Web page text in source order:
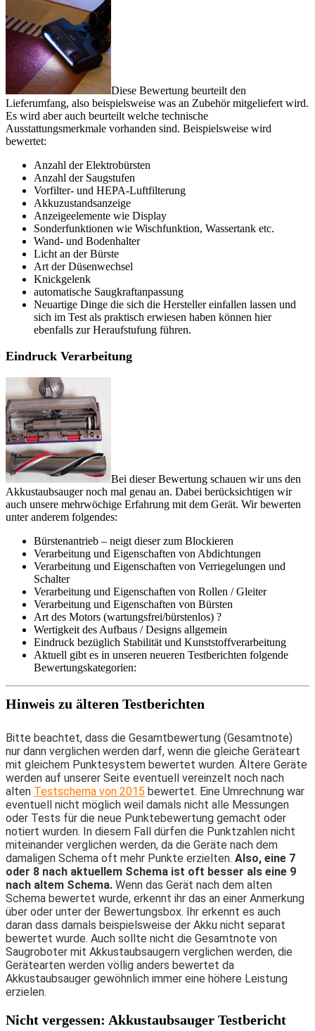
Diese Bewertung beurteilt den
Lieferumfang, also beispielsweise was an Zubehör mitgeliefert wird.
Es wird aber auch beurteilt welche technische
Ausstattungsmerkmale vorhanden sind. Beispielsweise wird
bewertet:
Anzahl der Elektrobürsten
Anzahl der Saugstufen
Vorfilter- und HEPA-Luftfilterung
Akkuzustandsanzeige
Anzeigeelemente wie Display
Sonderfunktionen wie Wischfunktion, Wassertank etc.
Wand- und Bodenhalter
Licht an der Bürste
Art der Düsenwechsel
Knickgelenk
automatische Saugkraftanpassung
Neuartige Dinge die sich die Hersteller einfallen lassen und
sich im Test als praktisch erwiesen haben können hier
ebenfalls zur Heraufstufung führen.
Eindruck Verarbeitung
Bei dieser Bewertung schauen wir uns den
Akkustaubsauger noch mal genau an. Dabei berücksichtigen wir
auch unsere mehrwöchige Erfahrung mit dem Gerät. Wir bewerten
unter anderem folgendes:
Bürstenantrieb – neigt dieser zum Blockieren
Verarbeitung und Eigenschaften von Abdichtungen
Verarbeitung und Eigenschaften von Verriegelungen und
Schalter
Verarbeitung und Eigenschaften von Rollen / Gleiter
Verarbeitung und Eigenschaften von Bürsten
Art des Motors (wartungsfrei/bürstenlos) ?
Wertigkeit des Aufbaus / Designs allgemein
Eindruck bezüglich Stabilität und Kunststoffverarbeitung
Aktuell gibt es in unseren neueren Testberichten folgende
Bewertungskategorien:
Hinweis zu älteren Testberichten
Bitte beachtet, dass die Gesamtbewertung (Gesamtnote)
nur dann verglichen werden darf, wenn die gleiche Geräteart
mit gleichem Punktesystem bewertet wurden. Ältere Geräte
werden auf unserer Seite eventuell vereinzelt noch nach
alten Testschema von 2015 bewertet. Eine Umrechnung war
eventuell nicht möglich weil damals nicht alle Messungen
oder Tests für die neue Punktebewertung gemacht oder
notiert wurden. In diesem Fall dürfen die Punktzahlen nicht
miteinander verglichen werden, da die Geräte nach dem
damaligen Schema oft mehr Punkte erzielten. Also, eine 7
oder 8 nach aktuellem Schema ist oft besser als eine 9
nach altem Schema. Wenn das Gerät nach dem alten
Schema bewertet wurde, erkennt ihr das an einer Anmerkung
über oder unter der Bewertungsbox. Ihr erkennt es auch
daran dass damals beispielsweise der Akku nicht separat
bewertet wurde. Auch sollte nicht die Gesamtnote von
Saugroboter mit Akkustaubsaugern verglichen werden, die
Gerätearten werden völlig anders bewertet da
Akkustaubsauger gewöhnlich immer eine höhere Leistung
erzielen.
Nicht vergessen: Akkustaubsauger Testbericht